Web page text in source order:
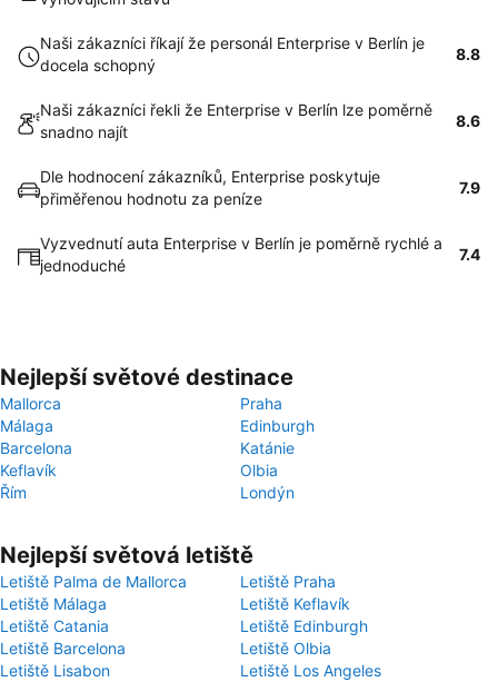
Naši zákazníci říkají že personál Enterprise v Berlín je
docela schopný
8.8
Naši zákazníci řekli že Enterprise v Berlín lze poměrně
snadno najít
8.6
Dle hodnocení zákazníků, Enterprise poskytuje
přiměřenou hodnotu za peníze
7.9
Vyzvednutí auta Enterprise v Berlín je poměrně rychlé a
jednoduché
7.4
Nejlepší světové destinace
Mallorca
Praha
Málaga
Edinburgh
Barcelona
Katánie
Keflavík
Olbia
Řím
Londýn
Nejlepší světová letiště
Letiště Palma de Mallorca
Letiště Praha
Letiště Málaga
Letiště Keflavík
Letiště Catania
Letiště Edinburgh
Letiště Barcelona
Letiště Olbia
Letiště Lisabon
Letiště Los Angeles